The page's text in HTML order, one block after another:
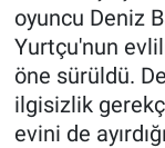
oyuncu Deniz
Yurtçu'nun
öne sürüldü.
ilgisizlik
evini de